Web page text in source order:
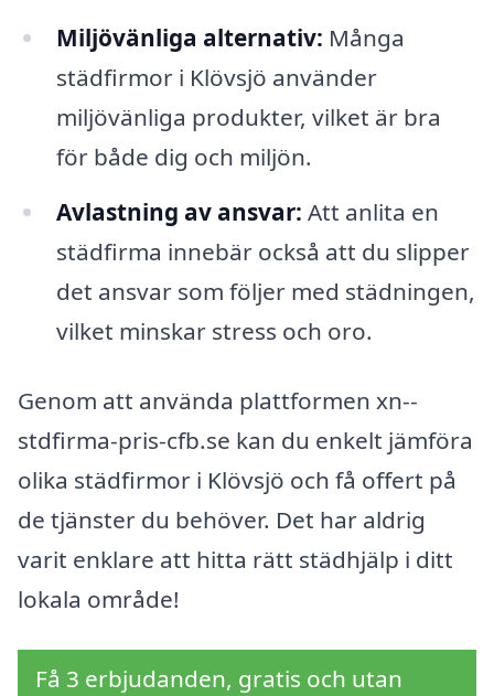
Miljövänliga alternativ: Många
städfirmor i Klövsjö använder
miljövänliga produkter, vilket är bra
för både dig och miljön.
Avlastning av ansvar: Att anlita en
städfirma innebär också att du slipper
det ansvar som följer med städningen,
vilket minskar stress och oro.
Genom att använda plattformen xn--
stdfirma-pris-cfb.se kan du enkelt jämföra
olika städfirmor i Klövsjö och få offert på
de tjänster du behöver. Det har aldrig
varit enklare att hitta rätt städhjälp i ditt
lokala område!
Få 3 erbjudanden, gratis och utan